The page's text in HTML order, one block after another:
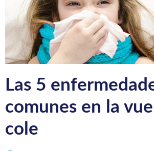
Las 5
comunes en la
cole